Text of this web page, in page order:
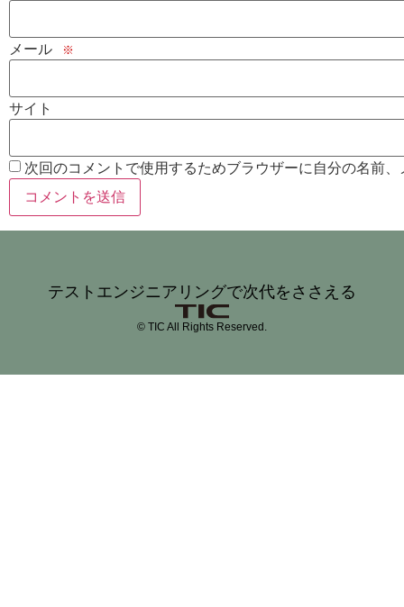
メール ※
サイト
次回のコメントで使用するためブラウザーに自分の名前
テストエンジニアリングで次代をささえる
© TIC All Rights Reserved.